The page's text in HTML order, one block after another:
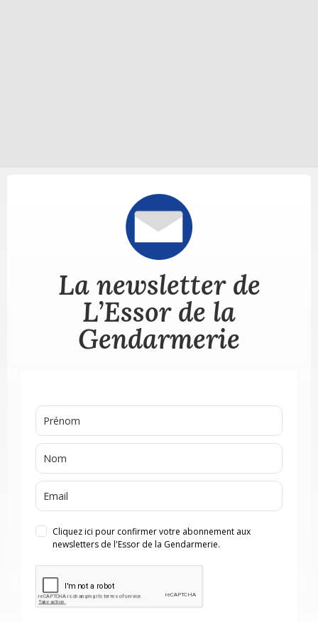
La newsletter de
L’Essor de la
Gendarmerie
Cliquez ici pour confirmer votre abonnement aux
newsletters de l'Essor de la Gendarmerie.